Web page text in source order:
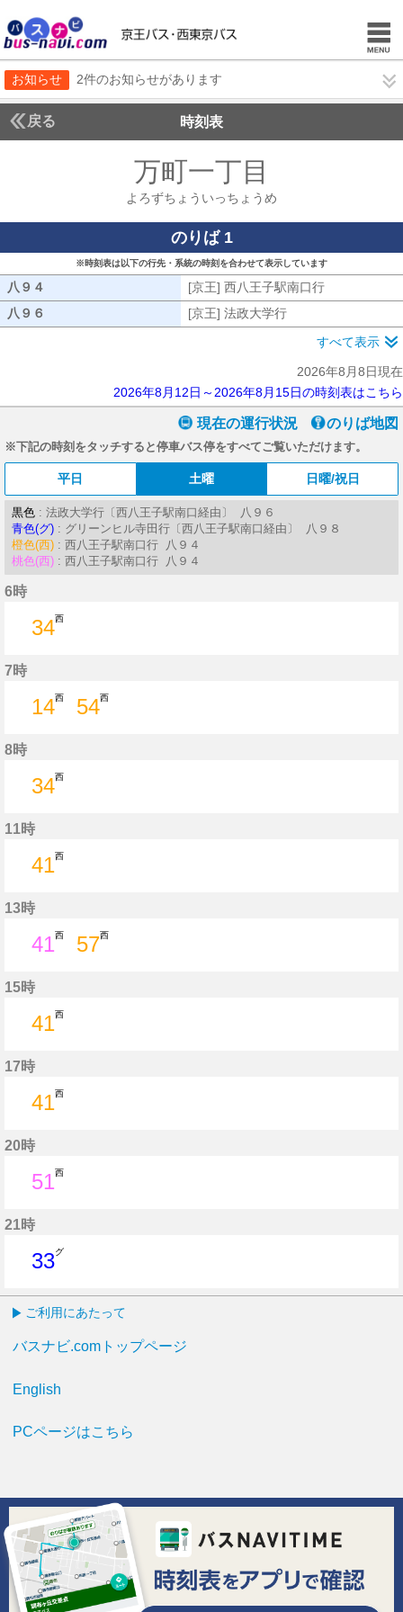
お知らせ 2件のお知らせがあります
戻る 時刻表
万町一丁目
よろずちょういっちょうめ
のりば 1
※時刻表は以下の行先・系統の時刻を合わせて表示しています
八９４ [京王] 西八王子駅南口行
八９６
[京王] 法政大学行
すべて表示
2026年8月8日現在
2026年8月12日～2026年8月15日の時刻表はこちら
現在の運行状況 のりば地図
※下記の時刻をタッチすると停車バス停をすべてご覧いただけます。
平日 土曜 日曜/祝日
黒色 : 法政大学行〔西八王子駅南口経由〕 八９６
青色(グ) : グリーンヒル寺田行〔西八王子駅南口経由〕 八９８
橙色(西) : 西八王子駅南口行 八９４
桃色(西) : 西八王子駅南口行 八９４
6時
34西
7時
14西
54西
8時
34西
11時
41西
13時
41西
57西
15時
41西
17時
41西
20時
51西
21時
33グ
ご利用にあたって
バスナビ.comトップページ
English
PCページはこちら